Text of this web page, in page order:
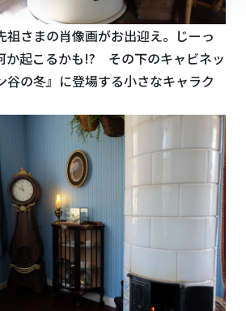
祖さまの肖像画がお出迎え。じーっ
か起こるかも!? その下のキャビネッ
谷の冬』に登場する小さなキャラク